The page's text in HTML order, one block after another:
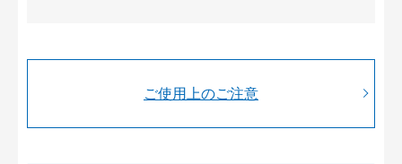
ご使用上のご注意